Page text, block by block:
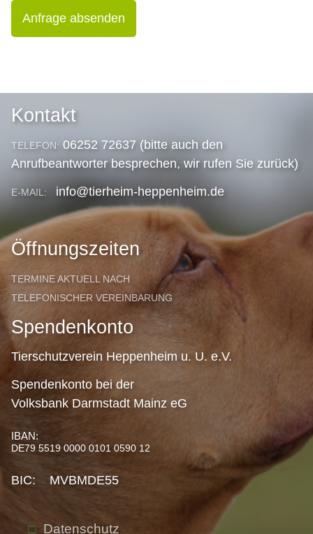
Anfrage absenden
Kontakt
TELEFON: 06252 72637 (bitte auch den
Anrufbeantworter besprechen, wir rufen Sie zurück)
E-MAIL: info@tierheim-heppenheim.de
Öffnungszeiten
TERMINE AKTUELL NACH
TELEFONISCHER VEREINBARUNG
Spendenkonto
Tierschutzverein Heppenheim u. U. e.V.
Spendenkonto bei der
Volksbank Darmstadt Mainz eG
IBAN:
DE79 5519 0000 0101 0590 12
BIC: MVBMDE55
Datenschutz